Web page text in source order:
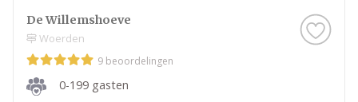
De Willemshoeve
Woerden
9 beoordelingen
0-199 gasten